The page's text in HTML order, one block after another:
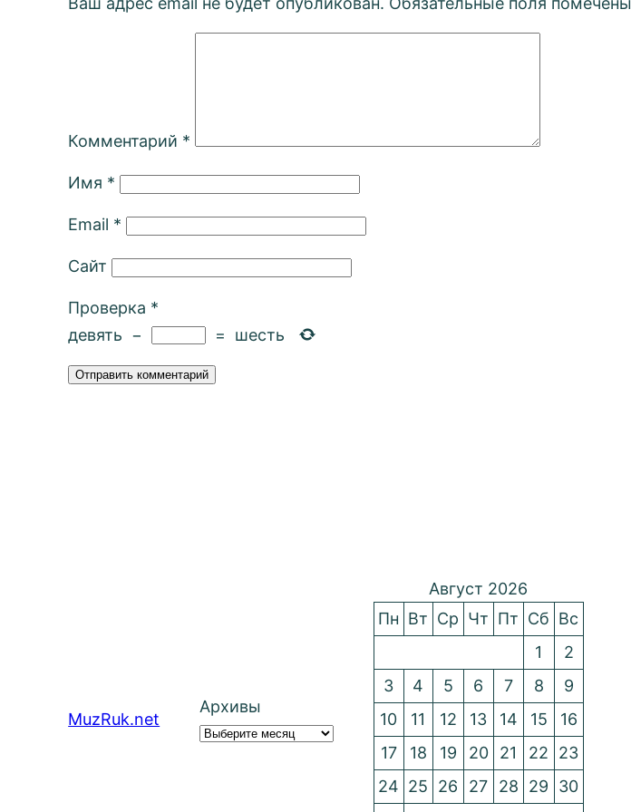
Комментарий *
Имя *
Email *
Сайт
Проверка *
девять − = шесть
MuzRuk.net
Архивы
Август 2026
Пн Вт Ср Чт Пт Сб Вс
1
2
3
4 5 6 7 8
9
10
11 12 13 14 15
16
17
18 19 20 21 22
23
24 25 26 27 28 29
30